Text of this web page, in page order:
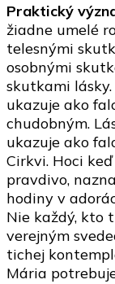
Praktický
žiadne umelé
telesnými
osobnými
skutkami
ukazuje ako
chudobným.
ukazuje ako
Cirkvi. Hoci
pravdivo,
hodiny v
Nie každý, kto
verejným
tichej
Mária